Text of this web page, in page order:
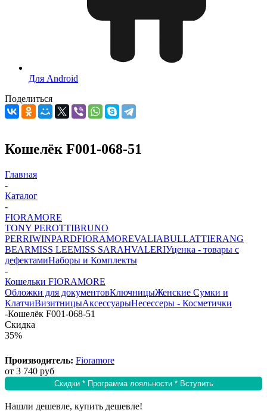
Для Android
Поделиться
Кошелёк F001-068-51
Главная
-
Каталог
-
FIORAMORE
TONY PEROTTIBRUNO
PERRIWINPARDFIORAMOREVALIABULLATTIERANG
BEARMISS LEEMISS SARAHVALERIУценка - товары с
дефектамиНаборы и Комплекты
-
Кошельки FIORAMORE
Обложки для документовКлючницыЖенские Сумки и
КлатчиВизитницыАксессуарыНесессеры - Косметички
-Кошелёк F001-068-51
Скидка
35%
Производитель: Fioramore
от 3 740 руб
Скидки * Программа лояльности * Вступить
Нашли дешевле, купить дешевле!